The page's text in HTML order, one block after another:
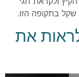
את